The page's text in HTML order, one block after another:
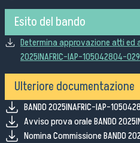
Esito del bando
Determina approvazione atti ed
2025INAFRIC-IAP-105042804-029
Ulteriore documentazione
BANDO 2025INAFRIC-IAP-
Avviso prova orale BANDO
Nomina Commissione BANDO
lingua